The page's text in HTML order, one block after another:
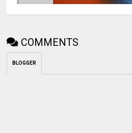
COMMENTS
BLOGGER